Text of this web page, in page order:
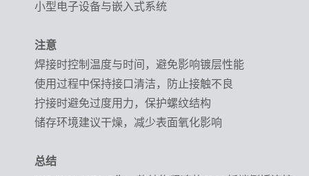
小型电子设备与嵌入式系统
注意
焊接时控制温度与时间，避免影响镀层性能
使用过程中保持接口清洁，防止接触不良
拧接时避免过度用力，保护螺纹结构
储存环境建议干燥，减少表面氧化影响
总结